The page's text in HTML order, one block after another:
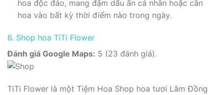
hoa độc đáo, mang đậm dấu ấn cá nhân hoặc cần
hoa vào bất kỳ thời điểm nào trong ngày.
6. Shop hoa TiTi Flower
Đánh giá Google Maps: 5 (23 đánh giá).
TiTi Flower là một Tiệm Hoa Shop hoa tươi Lâm Đồng